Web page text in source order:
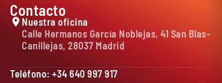
Contacto
Nuestra oficina
Calle Hermanos García Noblejas, 41 San Blas-
Canillejas, 28037 Madrid
Teléfono: +34 640 997 917